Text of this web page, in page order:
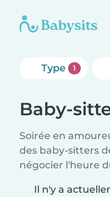
Type 1
Baby-
Soirée en
des baby-sitters
négocier l'heure
Il n'y a